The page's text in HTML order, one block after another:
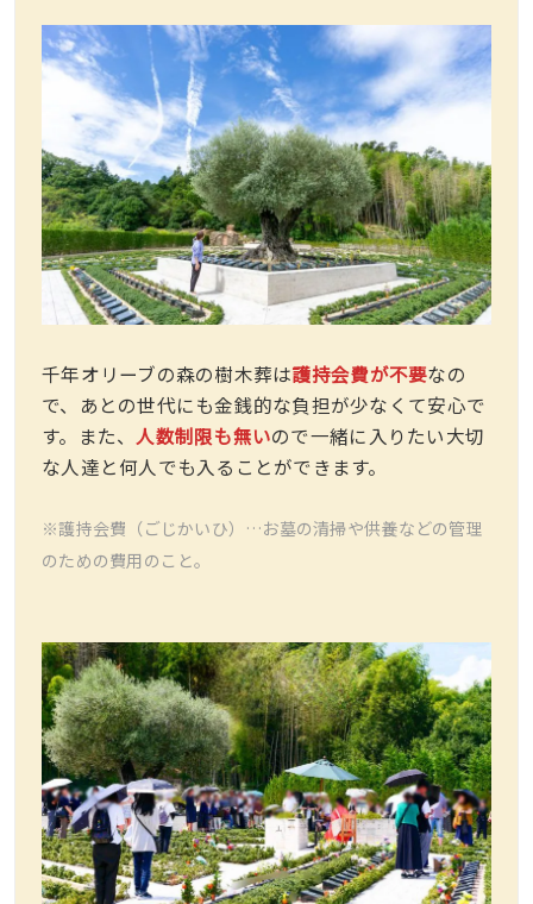
千年オリーブの森の樹木葬は護持会費が不要なの
で、あとの世代にも金銭的な負担が少なくて安心で
す。また、 人数制限も無いので一緒に入りたい大切
な人達と何人でも入ることができます。
※護持会費（ごじかいひ）…お墓の清掃や供養などの管理
のための費用のこと。